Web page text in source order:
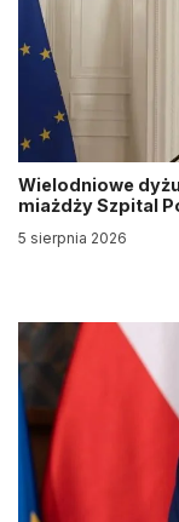
Wielodniowe
miażdży Szpital
5 sierpnia 2026